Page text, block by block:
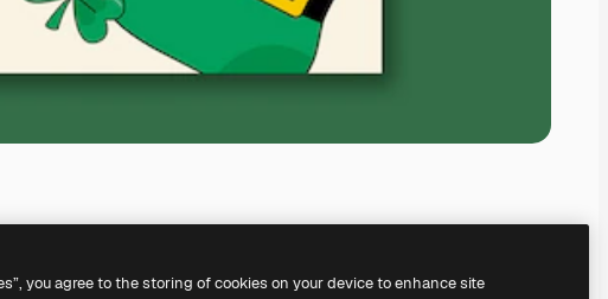
you agree to the storing of cookies on your device to enhance site